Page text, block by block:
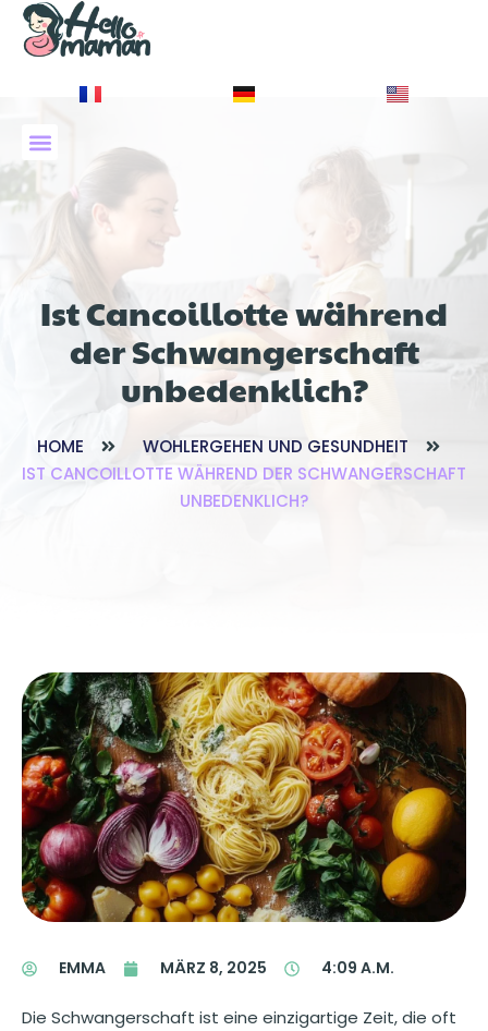
Ist Cancoillotte während
der Schwangerschaft
unbedenklich?
HOME
WOHLERGEHEN UND GESUNDHEIT
IST CANCOILLOTTE WÄHREND DER SCHWANGERSCHAFT
UNBEDENKLICH?
EMMA MÄRZ 8, 2025 4:09 A.M.
Die Schwangerschaft ist eine einzigartige Zeit, die oft